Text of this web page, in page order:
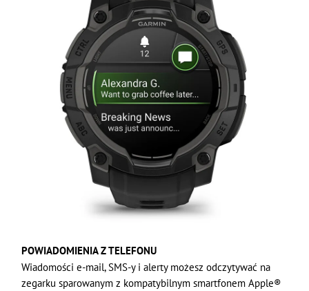
POWIADOMIENIA Z TELEFONU
Wiadomości e-mail, SMS-y i alerty możesz odczytywać na
zegarku sparowanym z kompatybilnym smartfonem Apple®